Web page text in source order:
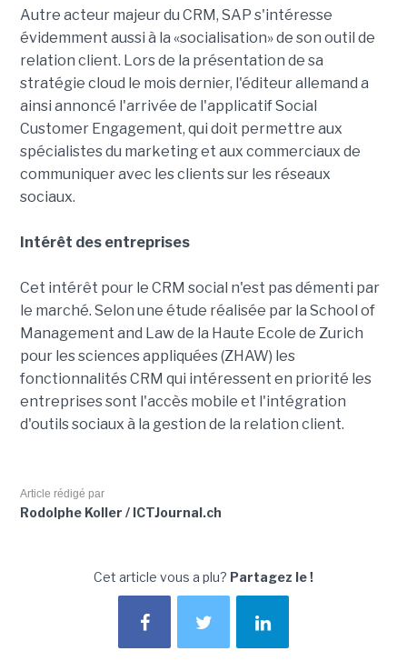
Autre acteur majeur du CRM, SAP s'intéresse
évidemment aussi à la «socialisation» de son outil de
relation client. Lors de la présentation de sa
stratégie cloud le mois dernier, l'éditeur allemand a
ainsi annoncé l'arrivée de l'applicatif Social
Customer Engagement, qui doit permettre aux
spécialistes du marketing et aux commerciaux de
communiquer avec les clients sur les réseaux
sociaux.
Intérêt des entreprises
Cet intérêt pour le CRM social n'est pas démenti par
le marché. Selon une étude réalisée par la School of
Management and Law de la Haute Ecole de Zurich
pour les sciences appliquées (ZHAW) les
fonctionnalités CRM qui intéressent en priorité les
entreprises sont l'accès mobile et l'intégration
d'outils sociaux à la gestion de la relation client.
Article rédigé par
Rodolphe Koller / ICTJournal.ch
Cet article vous a plu? Partagez le !